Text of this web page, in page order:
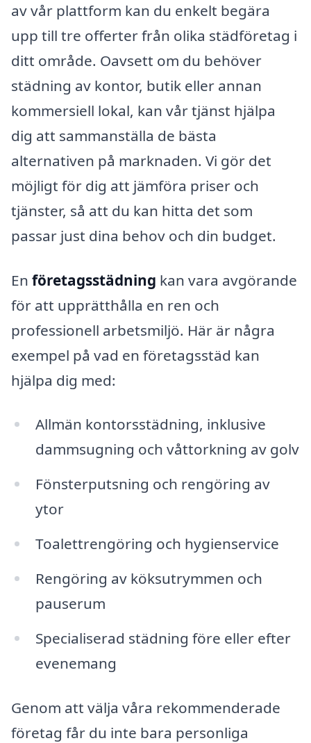
av vår plattform kan du enkelt begära
upp till tre offerter från olika städföretag i
ditt område. Oavsett om du behöver
städning av kontor, butik eller annan
kommersiell lokal, kan vår tjänst hjälpa
dig att sammanställa de bästa
alternativen på marknaden. Vi gör det
möjligt för dig att jämföra priser och
tjänster, så att du kan hitta det som
passar just dina behov och din budget.
En företagsstädning kan vara avgörande
för att upprätthålla en ren och
professionell arbetsmiljö. Här är några
exempel på vad en företagsstäd kan
hjälpa dig med:
Allmän kontorsstädning, inklusive
dammsugning och våttorkning av golv
Fönsterputsning och rengöring av
ytor
Toalettrengöring och hygienservice
Rengöring av köksutrymmen och
pauserum
Specialiserad städning före eller efter
evenemang
Genom att välja våra rekommenderade
företag får du inte bara personliga